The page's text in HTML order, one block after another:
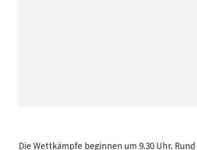
Die Wettkämpfe beginnen um 9.30 Uhr.